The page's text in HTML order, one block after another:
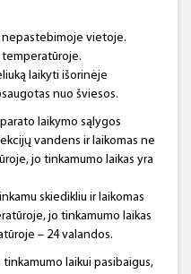
nepastebimoje vietoje.
temperatūroje.
laikyti išorinėje
nuo šviesos.
laikymo sąlygos
vandens ir laikomas ne
jo tinkamumo laikas yra
skiedikliu ir laikomas
jo tinkamumo laikas
– 24 valandos.
laikui pasibaigus,